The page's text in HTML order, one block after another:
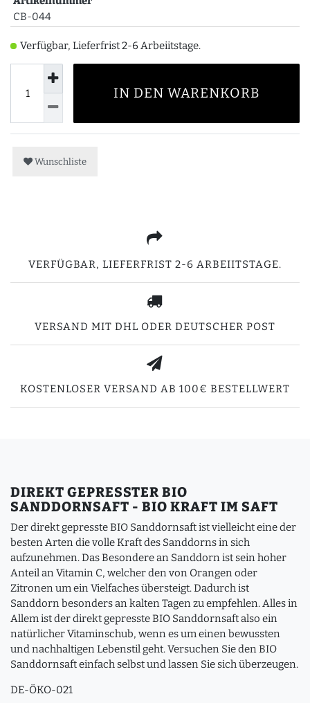
CB-044
Verfügbar, Lieferfrist 2-6 Arbeiitstage.
IN DEN WARENKORB
Wunschliste
VERFÜGBAR, LIEFERFRIST 2-6 ARBEIITSTAGE.
VERSAND MIT DHL ODER DEUTSCHER POST
KOSTENLOSER VERSAND AB 100€ BESTELLWERT
DIREKT GEPRESSTER BIO
SANDDORNSAFT - BIO KRAFT IM SAFT
Der direkt gepresste BIO Sanddornsaft ist vielleicht eine der
besten Arten die volle Kraft des Sanddorns in sich
aufzunehmen. Das Besondere an Sanddorn ist sein hoher
Anteil an Vitamin C, welcher den von Orangen oder
Zitronen um ein Vielfaches übersteigt. Dadurch ist
Sanddorn besonders an kalten Tagen zu empfehlen. Alles in
Allem ist der direkt gepresste BIO Sanddornsaft also ein
natürlicher Vitaminschub, wenn es um einen bewussten
und nachhaltigen Lebenstil geht. Versuchen Sie den BIO
Sanddornsaft einfach selbst und lassen Sie sich überzeugen.
DE-ÖKO-021